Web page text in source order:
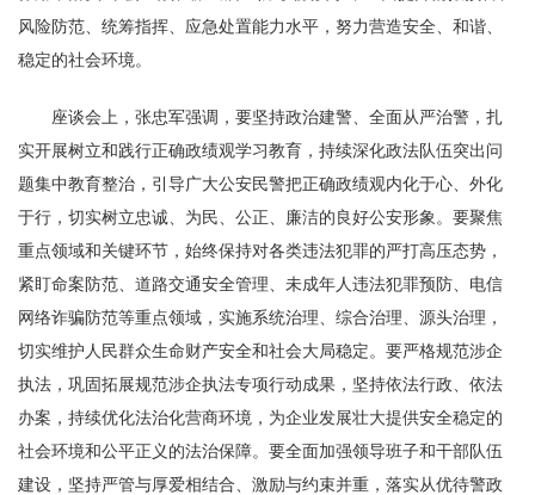
风险防范、统筹指挥、应急处置能力水平，努力营造安全、和谐、
稳定的社会环境。
座谈会上，张忠军强调，要坚持政治建警、全面从严治警，扎
实开展树立和践行正确政绩观学习教育，持续深化政法队伍突出问
题集中教育整治，引导广大公安民警把正确政绩观内化于心、外化
于行，切实树立忠诚、为民、公正、廉洁的良好公安形象。要聚焦
重点领域和关键环节，始终保持对各类违法犯罪的严打高压态势，
紧盯命案防范、道路交通安全管理、未成年人违法犯罪预防、电信
网络诈骗防范等重点领域，实施系统治理、综合治理、源头治理，
切实维护人民群众生命财产安全和社会大局稳定。要严格规范涉企
执法，巩固拓展规范涉企执法专项行动成果，坚持依法行政、依法
办案，持续优化法治化营商环境，为企业发展壮大提供安全稳定的
社会环境和公平正义的法治保障。要全面加强领导班子和干部队伍
建设，坚持严管与厚爱相结合、激励与约束并重，落实从优待警政